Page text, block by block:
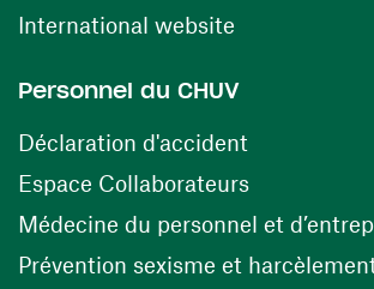
International website
Personnel du CHUV
Déclaration d'accident
Espace Collaborateurs(opens in a
Médecine du personnel et
Prévention sexisme et